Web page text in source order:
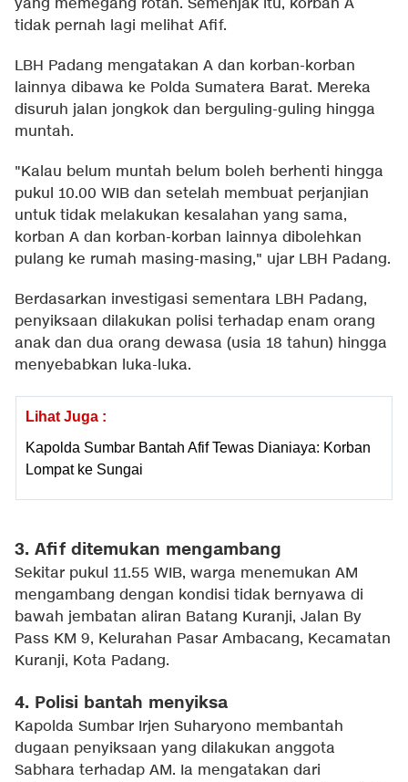
yang memegang rotan. Semenjak itu, korban A
tidak pernah lagi melihat Afif.
LBH Padang mengatakan A dan korban-korban
lainnya dibawa ke Polda Sumatera Barat. Mereka
disuruh jalan jongkok dan berguling-guling hingga
muntah.
"Kalau belum muntah belum boleh berhenti hingga
pukul 10.00 WIB dan setelah membuat perjanjian
untuk tidak melakukan kesalahan yang sama,
korban A dan korban-korban lainnya dibolehkan
pulang ke rumah masing-masing," ujar LBH Padang.
Berdasarkan investigasi sementara LBH Padang,
penyiksaan dilakukan polisi terhadap enam orang
anak dan dua orang dewasa (usia 18 tahun) hingga
menyebabkan luka-luka.
Lihat Juga :
Kapolda Sumbar Bantah Afif Tewas Dianiaya: Korban
Lompat ke Sungai
3. Afif ditemukan mengambang
Sekitar pukul 11.55 WIB, warga menemukan AM
mengambang dengan kondisi tidak bernyawa di
bawah jembatan aliran Batang Kuranji, Jalan By
Pass KM 9, Kelurahan Pasar Ambacang, Kecamatan
Kuranji, Kota Padang.
4. Polisi bantah menyiksa
Kapolda Sumbar Irjen Suharyono membantah
dugaan penyiksaan yang dilakukan anggota
Sabhara terhadap AM. Ia mengatakan dari